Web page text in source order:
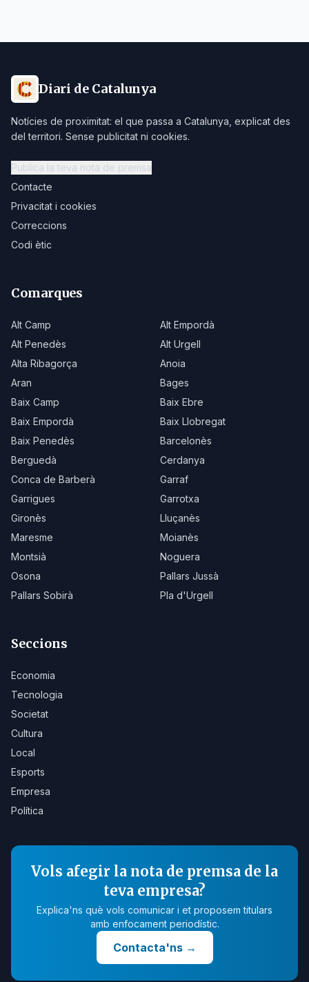
Diari de Catalunya
Notícies de proximitat: el que passa a Catalunya, explicat des
del territori. Sense publicitat ni cookies.
Publica la teva nota de premsa
Contacte
Privacitat i cookies
Correccions
Codi ètic
Comarques
Alt Camp
Alt Empordà
Alt Penedès
Alt Urgell
Alta Ribagorça
Anoia
Aran
Bages
Baix Camp
Baix Ebre
Baix Empordà
Baix Llobregat
Baix Penedès
Barcelonès
Berguedà
Cerdanya
Conca de Barberà
Garraf
Garrigues
Garrotxa
Gironès
Lluçanès
Maresme
Moianès
Montsià
Noguera
Osona
Pallars Jussà
Pallars Sobirà
Pla d'Urgell
Seccions
Economia
Tecnologia
Societat
Cultura
Local
Esports
Empresa
Política
Vols afegir la nota de premsa de la
teva empresa?
Explica'ns què vols comunicar i et proposem titulars
amb enfocament periodístic.
Contacta'ns→